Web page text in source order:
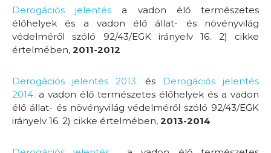
Derogációs jelentés a vadon élő természetes
élőhelyek és a vadon élő állat- és növényvilág
védelméről szóló 92/43/EGK irányelv 16. 2) cikke
értelmében, 2011-2012
Derogációs jelentés 2013. és Derogációs jelentés
2014. a vadon élő természetes élőhelyek és a vadon
élő állat- és növényvilág védelméről szóló 92/43/EGK
irányelv 16. 2) cikke értelmében, 2013-2014